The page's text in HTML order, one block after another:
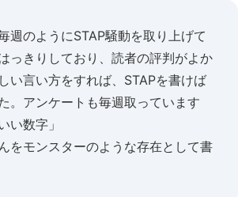
週のようにSTAP騒動を取り上げて
っきりしており、読者の評判がよか
い言い方をすれば、STAPを書けば
。アンケートも毎週取っています
い数字」
をモンスターのような存在として書